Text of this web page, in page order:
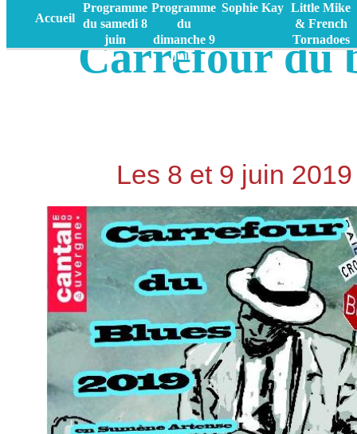
Accueil
Programme
du samedi 8
juin
Programme
du
dimanche 9
juin
Sophie Kay Little Mike
& French
Tornadoes
Carrefour du
Les 8 et 9 juin